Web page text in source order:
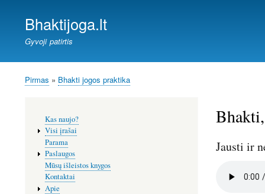
Bhaktijoga.lt
Gyvoji patirtis
Kelias
Pirmas Bhakti jogos praktika
Jausti ir
meniu
Kas naujo?
Visi įrašai
Parama
Paslaugos
Mūsų išleistos knygos
Kontaktai
Apie